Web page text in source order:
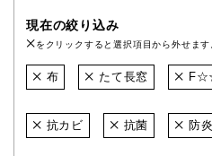
現在の絞り込み
をクリックすると選択項目から外せます
布 たて長窓
抗カビ 抗菌 防炎